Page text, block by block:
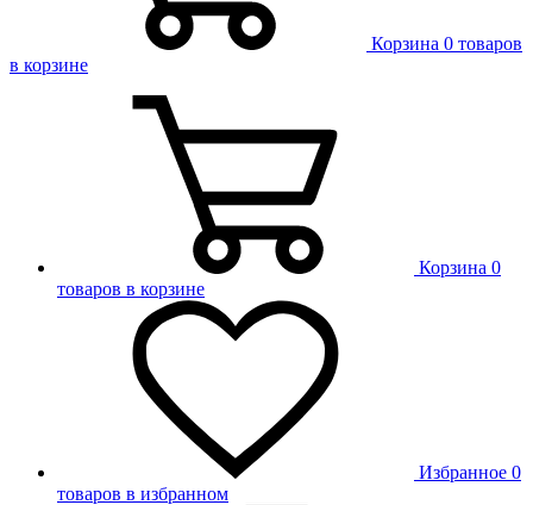
Корзина 0 товаров
в корзине
Корзина 0
товаров в корзине
Избранное 0
товаров в избранном